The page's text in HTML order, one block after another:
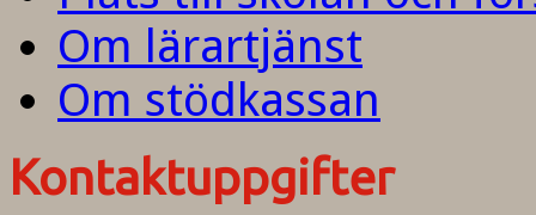
Om lärartjänst
Om stödkassan
Kontaktuppgifter